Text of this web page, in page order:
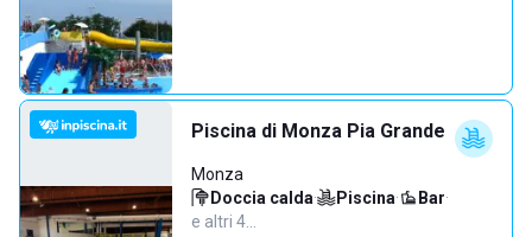
Piscina di Monza Pia Grande
Monza
Doccia calda· Piscina· Bar·
e altri 4…